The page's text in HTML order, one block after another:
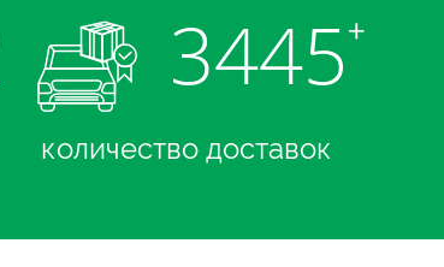
3445+
количество доставок